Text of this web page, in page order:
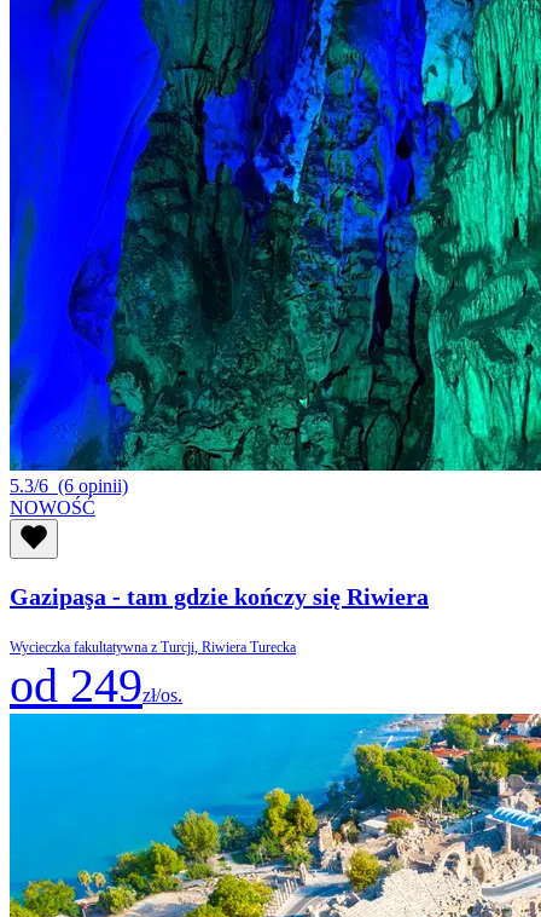
5.3/6 (6 opinii)
NOWOŚĆ
Gazipaşa - tam gdzie kończy się Riwiera
Wycieczka fakultatywna z Turcji, Riwiera Turecka
od 249zł/os.